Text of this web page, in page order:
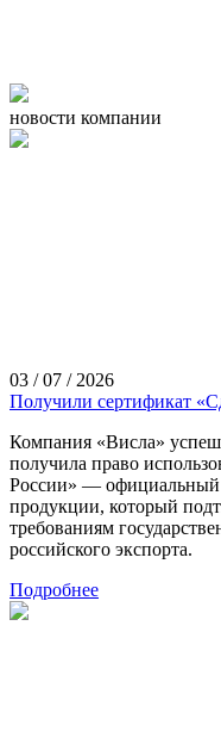
новости компании
03 / 07 / 2026
Получили сертификат
Компания «Висла»
получила право
России» — официальный
продукции, который
требованиям
российского экспорта.
Подробнее